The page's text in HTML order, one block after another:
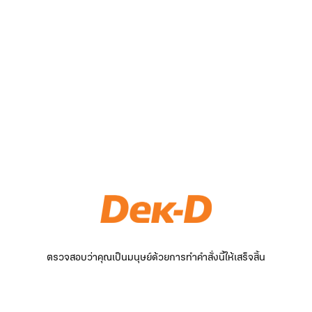
ตรวจสอบว่าคุณเป็นมนุษย์ด้วยการทำคำสั่งนี้ให้เสร็จสิ้น